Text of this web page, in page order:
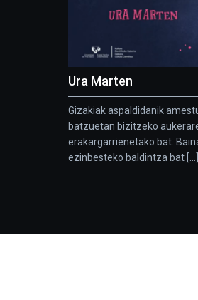
Ura Marten
Gizakiak aspaldidanik
batzuetan bizitzeko
erakargarrienetako bat.
ezinbesteko baldintza bat [...]